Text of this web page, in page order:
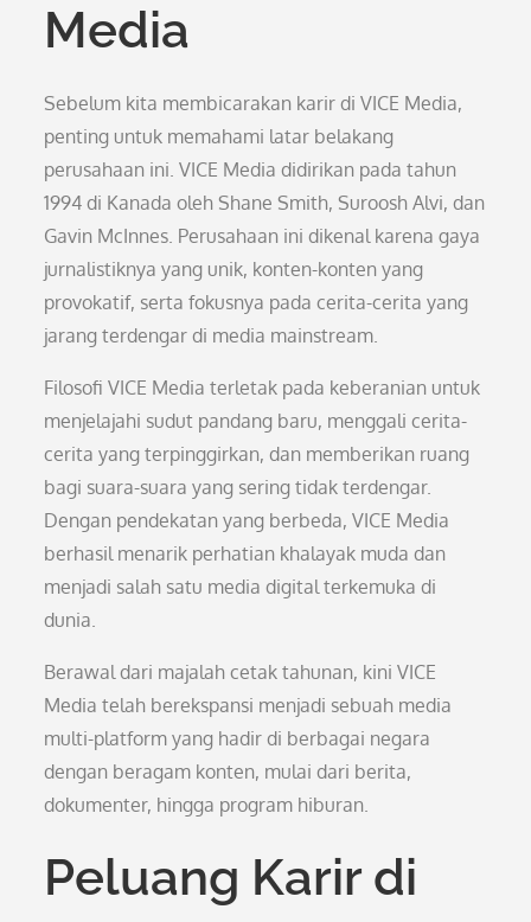
Media
Sebelum kita membicarakan karir di VICE Media,
penting untuk memahami latar belakang
perusahaan ini. VICE Media didirikan pada tahun
1994 di Kanada oleh Shane Smith, Suroosh Alvi, dan
Gavin McInnes. Perusahaan ini dikenal karena gaya
jurnalistiknya yang unik, konten-konten yang
provokatif, serta fokusnya pada cerita-cerita yang
jarang terdengar di media mainstream.
Filosofi VICE Media terletak pada keberanian untuk
menjelajahi sudut pandang baru, menggali cerita-
cerita yang terpinggirkan, dan memberikan ruang
bagi suara-suara yang sering tidak terdengar.
Dengan pendekatan yang berbeda, VICE Media
berhasil menarik perhatian khalayak muda dan
menjadi salah satu media digital terkemuka di
dunia.
Berawal dari majalah cetak tahunan, kini VICE
Media telah berekspansi menjadi sebuah media
multi-platform yang hadir di berbagai negara
dengan beragam konten, mulai dari berita,
dokumenter, hingga program hiburan.
Peluang Karir di